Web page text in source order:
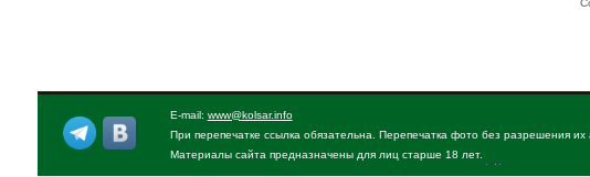
E-mail: www@kolsar.info
При перепечатке ссылка обязательна. Перепечатка фото без разрешения их
Материалы сайта предназначены для лиц старше 18 лет.